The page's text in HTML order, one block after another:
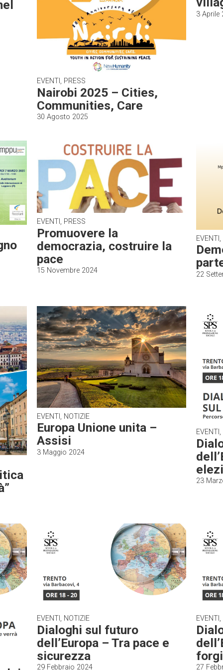
EVENTI, PRESS
Nairobi 2025 – Cities,
Communities, Care
30 Agosto 2025
3 Aprile
EVENTI, PRESS
Promuovere la
democrazia, costruire la
pace
15 Novembre 2024 22
EVENTI, NOTIZIE
Europa Unione unita –
Assisi
3 Maggio 2024
23
EVENTI, NOTIZIE
Dialoghi sul futuro
dell’Europa – Tra pace e
sicurezza
29 Febbraio 2024 27